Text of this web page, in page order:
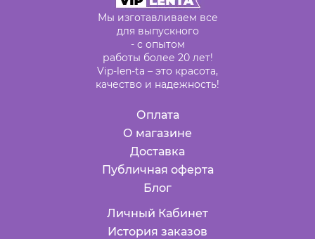
Мы изготавливаем все
для выпускного
- с опытом
работы более 20 лет!
Vip-len-ta – это красота,
качество и надежность!
Оплата
О магазине
Доставка
Публичная оферта
Блог
Личный Кабинет
История заказов